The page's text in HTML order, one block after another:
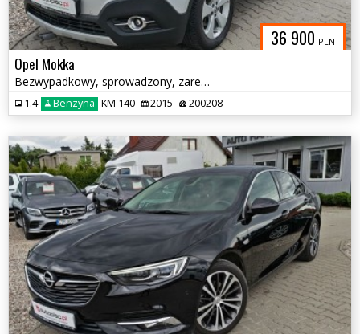
36 900 PLN
Opel Mokka
Bezwypadkowy, sprowadzony, zarejestrowany
1.4 Benzyna KM 140 2015 200208